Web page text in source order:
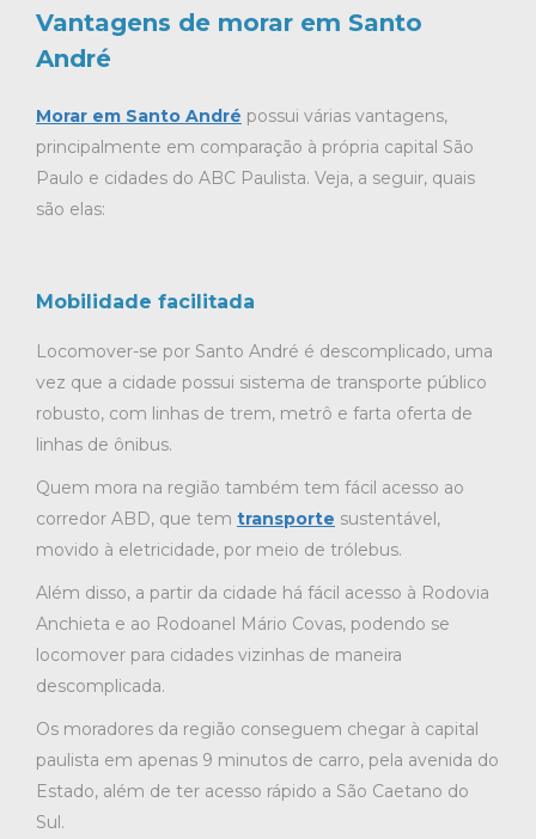
Vantagens de morar em Santo
André
Morar em Santo André possui várias vantagens,
principalmente em comparação à própria capital São
Paulo e cidades do ABC Paulista. Veja, a seguir, quais
são elas:
Mobilidade facilitada
Locomover-se por Santo André é descomplicado, uma
vez que a cidade possui sistema de transporte público
robusto, com linhas de trem, metrô e farta oferta de
linhas de ônibus.
Quem mora na região também tem fácil acesso ao
corredor ABD, que tem transporte sustentável,
movido à eletricidade, por meio de trólebus.
Além disso, a partir da cidade há fácil acesso à Rodovia
Anchieta e ao Rodoanel Mário Covas, podendo se
locomover para cidades vizinhas de maneira
descomplicada.
Os moradores da região conseguem chegar à capital
paulista em apenas 9 minutos de carro, pela avenida do
Estado, além de ter acesso rápido a São Caetano do
Sul.